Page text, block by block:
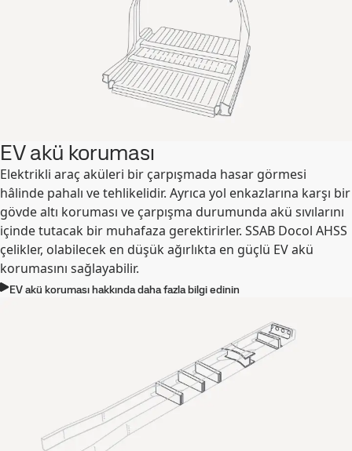
EV akü koruması
Elektrikli araç aküleri bir çarpışmada hasar görmesi
hâlinde pahalı ve tehlikelidir. Ayrıca yol enkazlarına karşı bir
gövde altı koruması ve çarpışma durumunda akü sıvılarını
içinde tutacak bir muhafaza gerektirirler. SSAB Docol AHSS
çelikler, olabilecek en düşük ağırlıkta en güçlü EV akü
korumasını sağlayabilir.
EV akü koruması hakkında daha fazla bilgi edinin